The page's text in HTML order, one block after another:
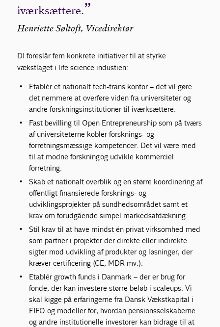
iværksættere.
Henriette Søltoft, Vicedirektør
DI foreslår fem konkrete initiativer til at styrke
vækstlaget i life science industien:
Etablér et nationalt tech-trans kontor – det vil gøre
det nemmere at overføre viden fra universiteter og
andre forskningsinstitutioner til iværksættere.
Fast bevilling til Open Entrepreneurship som på tværs
af universiteterne kobler forsknings- og
forretningsmæssige kompetencer. Det vil være med
til at modne forskning og udvikle kommerciel
forretning.
Skab et nationalt overblik og en større koordinering af
offentligt finansierede forsknings- og
udviklingsprojekter på sundhedsområdet samt et
krav om forudgående simpel markedsafdækning.
Stil krav til at have mindst én privat virksomhed med
som partner i projekter der direkte eller indirekte
sigter mod udvikling af produkter og løsninger, der
kræver certificering (CE, MDR mv.).
Etablér growth funds i Danmark – der er brug for
fonde, der kan investere større beløb i scaleups. Vi
skal kigge på erfaringerne fra Dansk Vækstkapital i
EIFO og modeller for, hvordan pensionsselskaberne
og andre institutionelle investorer kan bidrage til at